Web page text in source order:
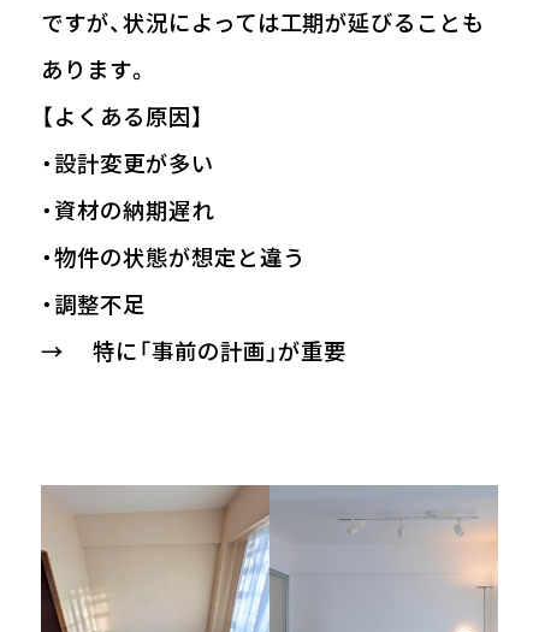
ですが、状況によっては工期が延びることも
あります。
【よくある原因】
・設計変更が多い
・資材の納期遅れ
・物件の状態が想定と違う
・調整不足
→ 特に「事前の計画」が重要